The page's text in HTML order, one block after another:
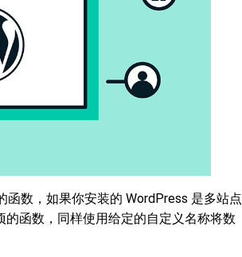
数，如果你安装的 WordPress 是多站点
的函数，同样使用给定的自定义名称将数